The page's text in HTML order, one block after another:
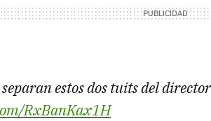
estos dos tuits del
RxBanKax1H